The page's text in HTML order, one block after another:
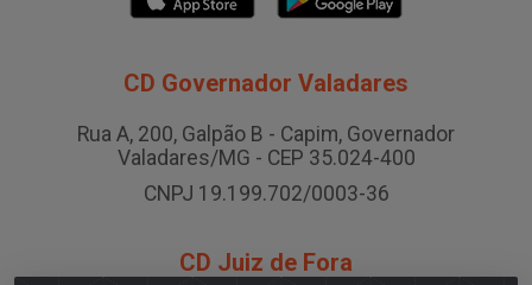
CD Governador Valadares
Rua A, 200, Galpão B - Capim, Governador
Valadares/MG - CEP 35.024-400
CNPJ 19.199.702/0003-36
CD Juiz de Fora